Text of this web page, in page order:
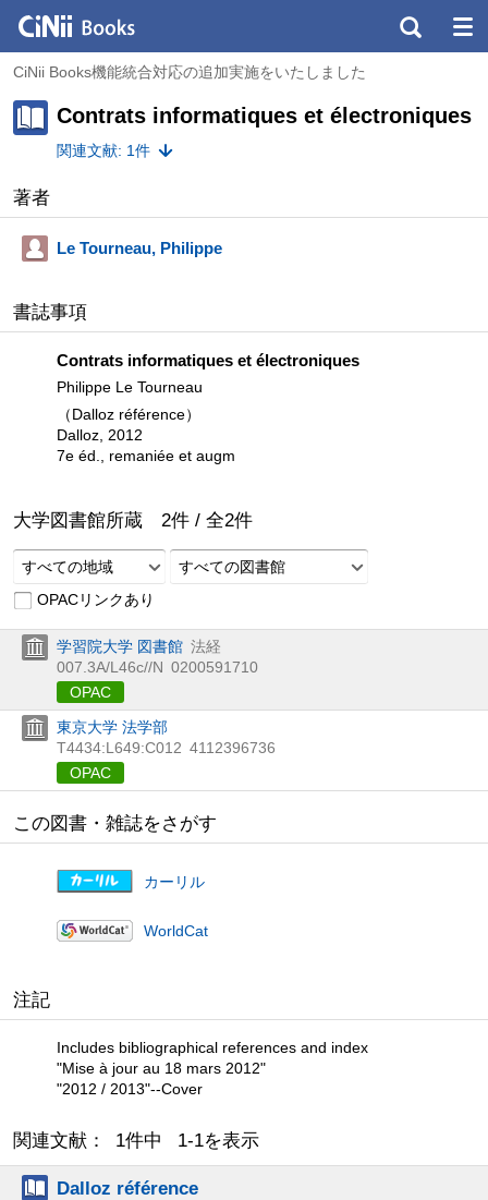
CiNii Books機能統合対応の追加実施をいたしました
Contrats informatiques et électroniques
関連文献: 1件
著者
Le Tourneau, Philippe
書誌事項
Contrats informatiques et électroniques
Philippe Le Tourneau
（Dalloz référence）
Dalloz, 2012
7e éd., remaniée et augm
大学図書館所蔵 2件 / 全2件
すべての地域
すべての図書館
OPACリンクあり
学習院大学 図書館 法経
007.3A/L46c//N 0200591710
OPAC
東京大学 法学部
T4434:L649:C012 4112396736
OPAC
この図書・雑誌をさがす
カーリル
WorldCat
注記
Includes bibliographical references and index
"Mise à jour au 18 mars 2012"
"2012 / 2013"--Cover
関連文献： 1件中 1-1を表示
Dalloz référence